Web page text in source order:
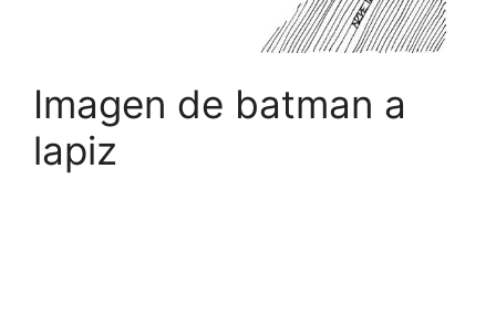
Imagen de batman a
lapiz